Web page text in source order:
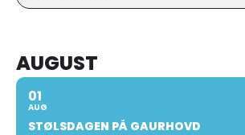
AUGUST
01
AUG
STØLSDAGEN PÅ GAURHOVD